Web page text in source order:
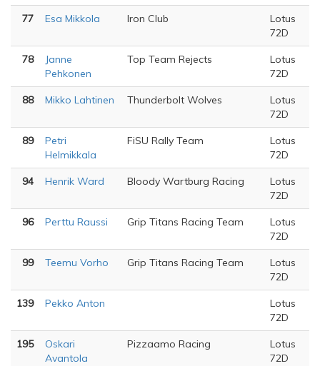
77 Esa Mikkola Iron Club
Lotus
72D
78
Janne
Pehkonen
Top Team Rejects
Lotus
72D
88 Mikko Lahtinen Thunderbolt Wolves
Lotus
72D
89
Petri
Helmikkala
FiSU Rally Team
Lotus
72D
94 Henrik Ward Bloody Wartburg Racing
Lotus
72D
96 Perttu Raussi Grip Titans Racing Team
Lotus
72D
99 Teemu Vorho Grip Titans Racing Team
Lotus
72D
139 Pekko Anton
Lotus
72D
195
Oskari
Avantola
Pizzaamo Racing
Lotus
72D